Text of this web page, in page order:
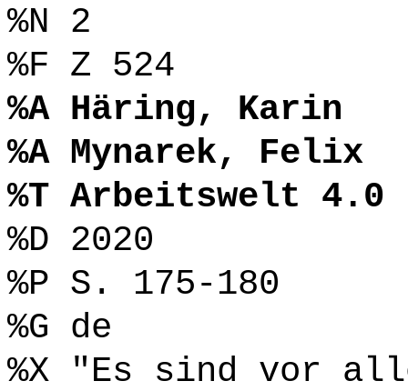
%N 2
%F Z 524
%A Häring, Karin
%A Mynarek, Felix
%T Arbeitswelt 4.0
%D 2020
%P S. 175-180
%G de
%X "Es sind vor